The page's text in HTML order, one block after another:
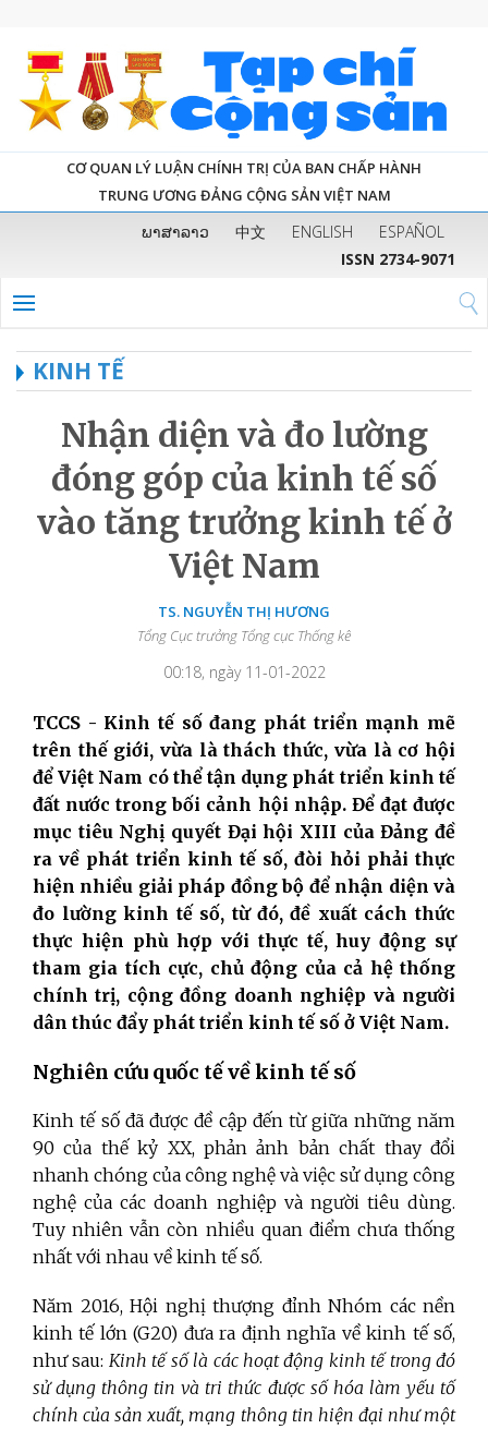
CƠ QUAN LÝ LUẬN CHÍNH TRỊ CỦA BAN CHẤP HÀNH
TRUNG ƯƠNG ĐẢNG CỘNG SẢN VIỆT NAM
ພາສາລາວ 中文 ENGLISH
ESPAÑOL
ISSN 2734-9071
KINH TẾ
Nhận diện và đo lường
đóng góp của kinh tế số
vào tăng trưởng kinh tế ở
Việt Nam
TS. NGUYỄN THỊ HƯƠNG
Tổng Cục trưởng Tổng cục Thống kê
00:18, ngày 11-01-2022
TCCS - Kinh tế số đang phát triển mạnh mẽ
trên thế giới, vừa là thách thức, vừa là cơ hội
để Việt Nam có thể tận dụng phát triển kinh tế
đất nước trong bối cảnh hội nhập. Để đạt được
mục tiêu Nghị quyết Đại hội XIII của Đảng đề
ra về phát triển kinh tế số, đòi hỏi phải thực
hiện nhiều giải pháp đồng bộ để nhận diện và
đo lường kinh tế số, từ đó, đề xuất cách thức
thực hiện phù hợp với thực tế, huy động sự
tham gia tích cực, chủ động của cả hệ thống
chính trị, cộng đồng doanh nghiệp và người
dân thúc đẩy phát triển kinh tế số ở Việt Nam.
Nghiên cứu quốc tế về kinh tế số
Kinh tế số đã được đề cập đến từ giữa những năm
90 của thế kỷ XX, phản ảnh bản chất thay đổi
nhanh chóng của công nghệ và việc sử dụng công
nghệ của các doanh nghiệp và người tiêu dùng.
Tuy nhiên vẫn còn nhiều quan điểm chưa thống
nhất với nhau về kinh tế số.
Năm 2016, Hội nghị thượng đỉnh Nhóm các nền
kinh tế lớn (G20) đưa ra định nghĩa về kinh tế số,
như sau: Kinh tế số là các hoạt động kinh tế trong đó
sử dụng thông tin và tri thức được số hóa làm yếu tố
chính của sản xuất, mạng thông tin hiện đại như một